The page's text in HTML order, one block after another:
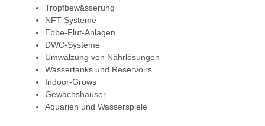
Tropfbewässerung
NFT-Systeme
Ebbe-Flut-Anlagen
DWC-Systeme
Umwälzung von Nährlösungen
Wassertanks und Reservoirs
Indoor-Grows
Gewächshäuser
Aquarien und Wasserspiele